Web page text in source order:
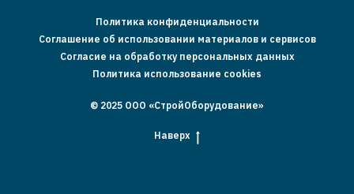
Политика конфиденциальности
Соглашение об использовании материалов и сервисов
Согласие на обработку персональных данных
Политика использование cookies
© 2025 ООО «СтройОборудование»
Наверх